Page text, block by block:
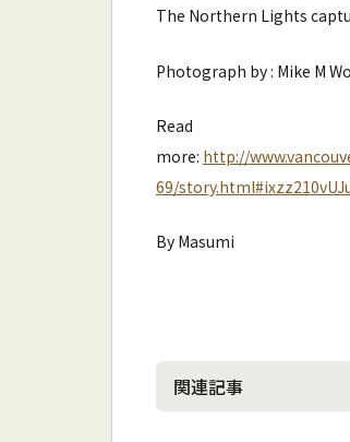
The Northern Lights
Photograph by : Mike M
Read
more: http://
69/
By Masumi
関連記事